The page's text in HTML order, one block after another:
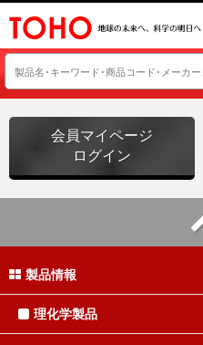
会員マイページ
ログイン
製品情報
理化学製品